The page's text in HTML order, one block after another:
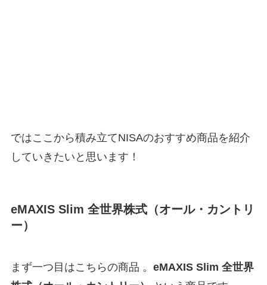
ではここから積み立てNISAのおすすめ商品を紹介
していきたいと思います！
eMAXIS Slim 全世界株式（オール・カントリ
ー）
まず一つ目はこちらの商品 。 eMAXIS Slim 全世界